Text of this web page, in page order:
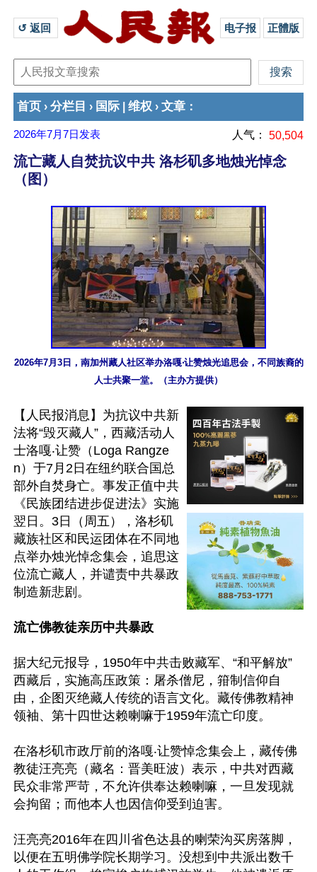
↺ 返回 电子报 正體版
首页 › 分栏目 › 国际 维权 › 文章 ：
2026年7月7日 发表 人气： 50,504
流亡藏人自焚抗议中共 洛杉矶多地烛光悼念
（图）
2026年7月3日，南加州藏人社区举办洛嘎‧让赞烛光追思会，不同族裔的
人士共聚一堂。（主办方提供）
【人民报消息】为抗议中共新
法将“毁灭藏人”，西藏活动人
士洛嘎‧让赞（Loga Rangze
n）于7月2日在纽约联合国总
部外自焚身亡。事发正值中共
《民族团结进步促进法》实施
翌日。3日（周五），洛杉矶
藏族社区和民运团体在不同地
点举办烛光悼念集会，追思这
位流亡藏人，并谴责中共暴政
制造新悲剧。
流亡佛教徒亲历中共暴政
据大纪元报导，1950年中共击败藏军、“和平解放”
西藏后，实施高压政策：屠杀僧尼，箝制信仰自
由，企图灭绝藏人传统的语言文化。藏传佛教精神
领袖、第十四世达赖喇嘛于1959年流亡印度。
在洛杉矶市政厅前的洛嘎‧让赞悼念集会上，藏传佛
教徒汪亮亮（藏名：晋美旺波）表示，中共对西藏
民众非常严苛，不允许供奉达赖喇嘛，一旦发现就
会拘留；而他本人也因信仰受到迫害。
汪亮亮2016年在四川省色达县的喇荣沟买房落脚，
以便在五明佛学院长期学习。没想到中共派出数千